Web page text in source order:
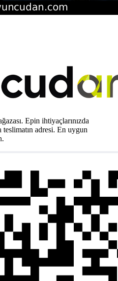
Epin ihtiyaçlarınızda
teslimatın adresi. En uygun